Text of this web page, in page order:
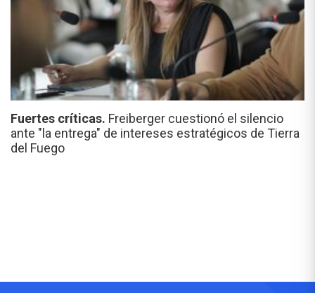
Fuertes críticas. Freiberger cuestionó el silencio
ante "la entrega" de intereses estratégicos de Tierra
del Fuego